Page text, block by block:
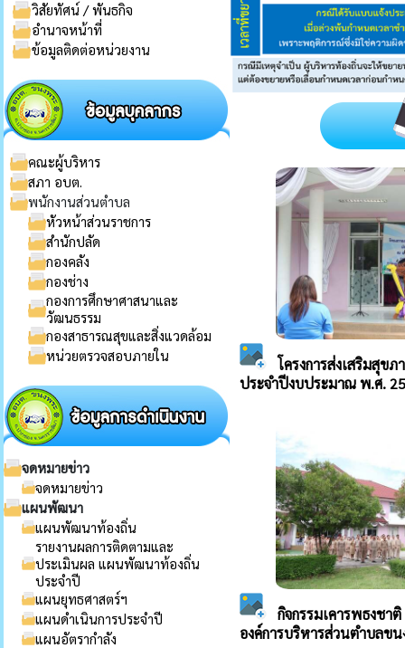
วิสัยทัศน์ / พันธกิจ
อำนาจหน้าที่
ข้อมูลติดต่อหน่วยงาน
คณะผู้บริหาร
สภา อบต.
พนักงานส่วนตำบล
หัวหน้าส่วนราชการ
สำนักปลัด
กองคลัง
กองช่าง
กองการศึกษาศาสนาและ
วัฒนธรรม
กองสาธารณสุขและสิ่งแวดล้อม
หน่วยตรวจสอบภายใน
จดหมายข่าว
จดหมายข่าว
แผนพัฒนา
แผนพัฒนาท้องถิ่น
รายงานผลการติดตามและ
ประเมินผล แผนพัฒนาท้องถิ่น
ประจำปี
แผนยุทธศาสตร์ฯ
แผนดำเนินการประจำปี
แผนอัตรากำลัง